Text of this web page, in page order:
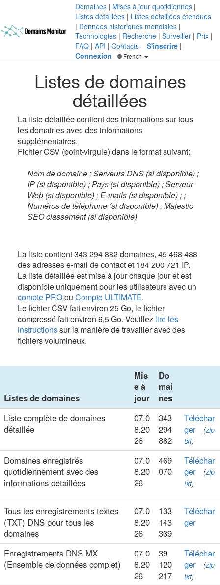
Domaines | Mises à jour quotidiennes |
Listes détaillées | Listes détaillées étendues
| Données historiques mondiales |
Technologies | Recherche | Surveiller | Prix |
FAQ | API | Contacts S'inscrire |
Connexion
French
Listes de domaines
détaillées
La liste détaillée contient des informations sur tous
les domaines avec des informations
supplémentaires.
Fichier CSV (point-virgule) dans le format suivant:
Nom de domaine ; Serveurs DNS (si disponible) ;
IP (si disponible) ; Pays (si disponible) ; Serveur
Web (si disponible) ; E-mails (si disponible) ; ;
Numéros de téléphone (si disponible) ; Majestic
SEO classement (si disponible)
La liste contient 343 294 882 domaines, 45 468 488
des adresses e-mail de contact et 184 200 721 IP.
La liste détaillée est mise à jour chaque jour et est
disponible uniquement pour les utilisateurs avec un
compte PROou Compte ULTIMATE.
Le fichier CSV fait environ 25 Go, le fichier
compressé fait environ 6,5 Go. Veuillez lire les
instructionssur la manière de travailler avec des
fichiers volumineux.
Listes de domaines
Mis
e à
jour
Do
mai
nes
Liste complète de domaines
détaillée
07.0
8.20
26
343
294
882
Téléchar
ger
(zip
txt)
Domaines enregistrés
quotidiennement avec des
informations détaillées
07.0
8.20
26
469
070
Téléchar
ger
(zip
txt)
Tous les enregistrements textes
(TXT) DNS pour tous les
domaines
07.0
8.20
26
133
143
339
Téléchar
ger
Enregistrements DNS MX
(Ensemble de données complet)
07.0
8.20
26
39
120
217
Téléchar
ger
(zip
txt)